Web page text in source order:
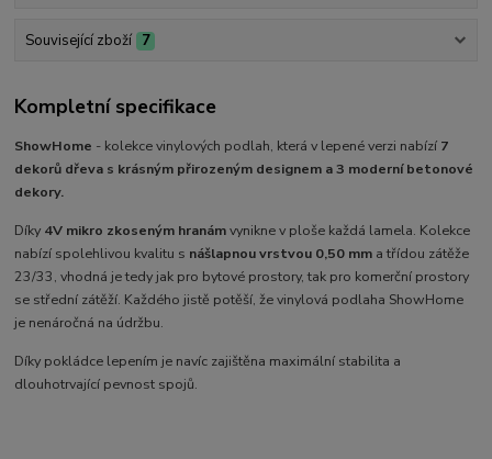
Související zboží 7
Kompletní specifikace
ShowHome - kolekce vinylových podlah, která v lepené verzi nabízí 7
dekorů dřeva s krásným přirozeným designem a 3 moderní betonové
dekory.
Díky 4V mikro zkoseným hranámvynikne v ploše každá lamela. Kolekce
nabízí spolehlivou kvalitu s nášlapnou vrstvou 0,50 mm a třídou zátěže
23/33, vhodná je tedy jak pro bytové prostory, tak pro komerční prostory
se střední zátěží. Každého jistě potěší, že vinylová podlaha ShowHome
je nenáročná na údržbu.
Díky pokládce lepením je navíc zajištěna maximální stabilita a
dlouhotrvající pevnost spojů.